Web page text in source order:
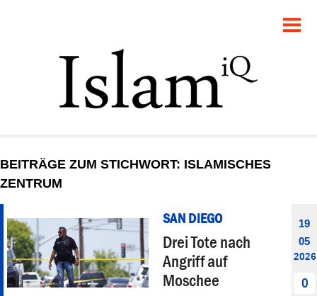
GESELLSCHAFT
STARTSEITE
PANORAMA
BEITRÄGE ZUM STICHWORT: ISLAMISCHES
ZENTRUM
SAN DIEGO
Drei Tote nach
Angriff auf
Moschee
19
05
2026
0